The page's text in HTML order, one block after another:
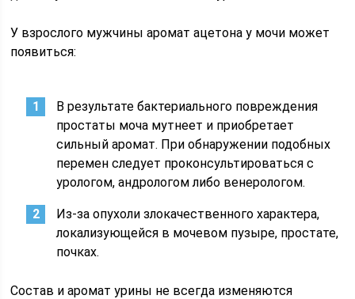
У взрослого мужчины аромат ацетона у мочи может
появиться:
В результате бактериального повреждения
простаты моча мутнеет и приобретает
сильный аромат. При обнаружении подобных
перемен следует проконсультироваться с
урологом, андрологом либо венерологом.
Из-за опухоли злокачественного характера,
локализующейся в мочевом пузыре, простате,
почках.
Состав и аромат урины не всегда изменяются